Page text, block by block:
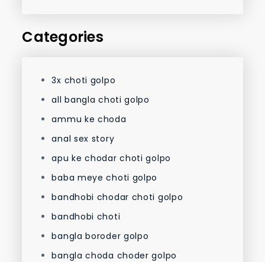
Categories
3x choti golpo
all bangla choti golpo
ammu ke choda
anal sex story
apu ke chodar choti golpo
baba meye choti golpo
bandhobi chodar choti golpo
bandhobi choti
bangla boroder golpo
bangla choda choder golpo